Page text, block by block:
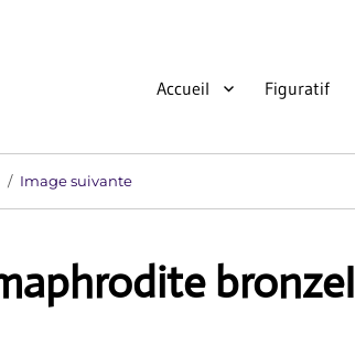
Accueil Figuratif
Image suivante
bronzeI